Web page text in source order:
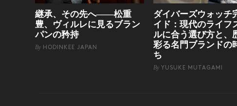
継承、その先へ——松重
豊、ヴィルレに見るブラン
パンの矜持
By HODINKEE JAPAN
ダイバーズウォッチ
イド：現代のライフ
ルに合う選び方と、
彩る名門ブランドの
ち
By YUSUKE MUTAGAMI